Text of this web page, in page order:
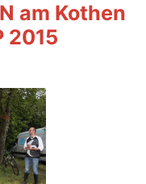
am Kothen
2015